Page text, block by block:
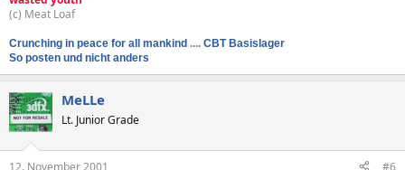
(c) Meat Loaf
Crunching in peace for all mankind .... CBT Basislager
So posten und nicht anders
MeLLe
Lt. Junior Grade
12. November 2001 #6